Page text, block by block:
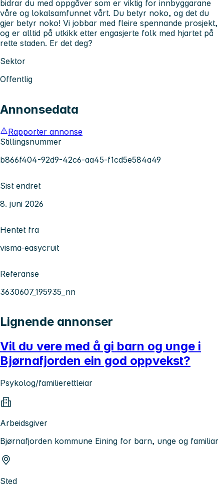
bidrar du med oppgåver som er viktig for innbyggarane
våre og lokalsamfunnet vårt. Du betyr noko, og det du
gjer betyr noko! Vi jobbar med fleire spennande prosjekt,
og er alltid på utkikk etter engasjerte folk med hjartet på
rette staden. Er det deg?
Sektor
Offentlig
Annonsedata
Rapporter annonse
Stillingsnummer
b866f404-92d9-42c6-aa45-f1cd5e584a49
Sist endret
8. juni 2026
Hentet fra
visma-easycruit
Referanse
3630607_195935_nn
Lignende annonser
Vil du vere med å gi barn og unge i
Bjørnafjorden ein god oppvekst?
Psykolog/familierettleiar
Arbeidsgiver
Bjørnafjorden kommune Eining for barn, unge og familiar
Sted